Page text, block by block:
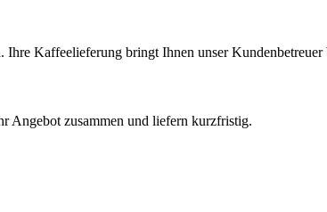
Kaffeelieferung bringt Ihnen unser
Angebot zusammen und liefern kurzfristig.